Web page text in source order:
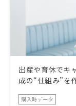
出産や育休でキ
成の“仕組み”を
購入時データ